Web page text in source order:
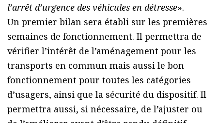
l’arrêt d’urgence des véhicules en détresse».
Un premier bilan sera établi sur les premières
semaines de fonctionnement. Il permettra de
vérifier l’intérêt de l’aménagement pour les
transports en commun mais aussi le bon
fonctionnement pour toutes les catégories
d’usagers, ainsi que la sécurité du dispositif. Il
permettra aussi, si nécessaire, de l’ajuster ou